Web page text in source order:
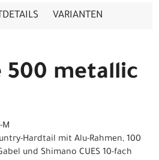
VARIANTEN
500 metallic
M
Hardtail mit Alu-Rahmen, 100
und Shimano CUES 10-fach